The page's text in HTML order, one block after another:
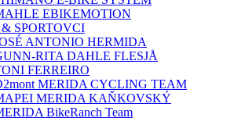
EBIKEMOTION
SPORTOVCI
ANTONIO HERMIDA
RITA DAHLE FLESJÅ
FERREIRO
MERIDA CYCLING TEAM
MERIDA KAŇKOVSKÝ
BikeRanch Team